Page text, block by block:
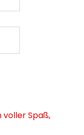
voller Spaß,